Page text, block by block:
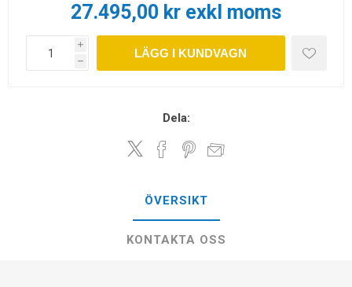
27.495,00 kr exkl moms
i
h
LÄGG I KUNDVAGN
Dela:
ÖVERSIKT
KONTAKTA OSS